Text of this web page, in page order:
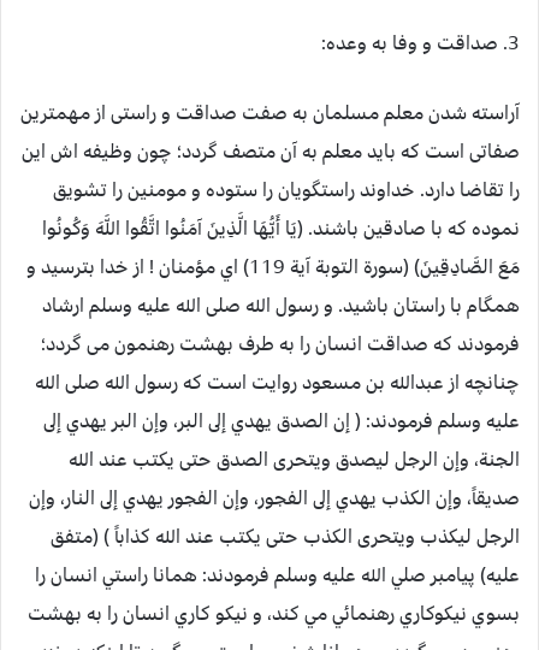
3. صداقت و وفا به وعده:
آراسته شدن معلم مسلمان به صفت صداقت و راستی از مهمترین
صفاتی است که باید معلم به آن متصف گردد؛ چون وظیفه اش این
را تقاضا دارد. خداوند راستگویان را ستوده و مومنین را تشویق
نموده که با صادقین باشند. (يَا أَيُّهَا الَّذِينَ آمَنُوا اتَّقُوا اللَّهَ وَكُونُوا
مَعَ الصَّادِقِينَ) (سورة التوبة آية 119) اي مؤمنان ! از خدا بترسيد و
همگام با راستان باشيد. و رسول الله صلی الله علیه وسلم ارشاد
فرمودند که صداقت انسان را به طرف بهشت رهنمون می گردد؛
چنانچه از عبدالله بن مسعود روایت است که رسول الله صلی الله
علیه وسلم فرمودند: ( إن الصدق يهدي إلى البر، وإن البر يهدي إلى
الجنة، وإن الرجل ليصدق ويتحرى الصدق حتى يكتب عند الله
صديقاً، وإن الكذب يهدي إلى الفجور، وإن الفجور يهدي إلى النار، وإن
الرجل ليكذب ويتحرى الكذب حتى يكتب عند الله كذاباً ) (متفق
عليه) پيامبر صلي الله عليه وسلم فرمودند: همانا راستي انسان را
بسوي نيکوکاري رهنمائي مي کند، و نيکو کاري انسان را به بهشت